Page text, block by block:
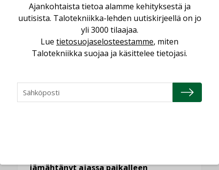
käyttöön kiinteistöissä
KOLUMNI
Sähköistäminen säästää euroja
KOLUMNI
ilmanvaihtoa
KOLUMNI
jämähtänyt ajassa paikalleen
Ajankohtaista tietoa alamme kehityksestä ja
uutisista. Talotekniikka-lehden uutiskirjeellä on jo
yli 3000 tilaajaa.
Lue tietosuojaselosteestamme, miten
Talotekniikka suojaa ja käsittelee tietojasi.